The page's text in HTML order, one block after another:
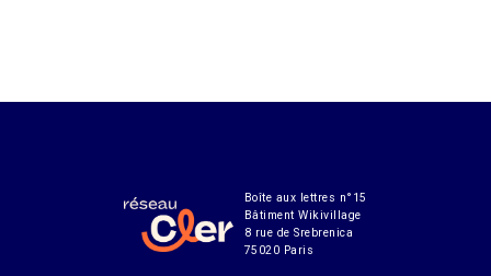
Boîte aux lettres n°15
Bâtiment Wikivillage
8 rue de Srebrenica
75020 Paris